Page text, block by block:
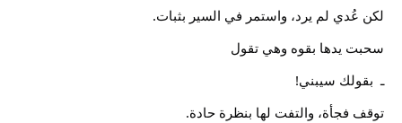
لكن عُدي لم يرد، واستمر في السير بثبات.
سحبت يدها بقوه وهي تقول
ـ  بقولك سيبني!
توقف فجأة، والتفت لها بنظرة حادة.